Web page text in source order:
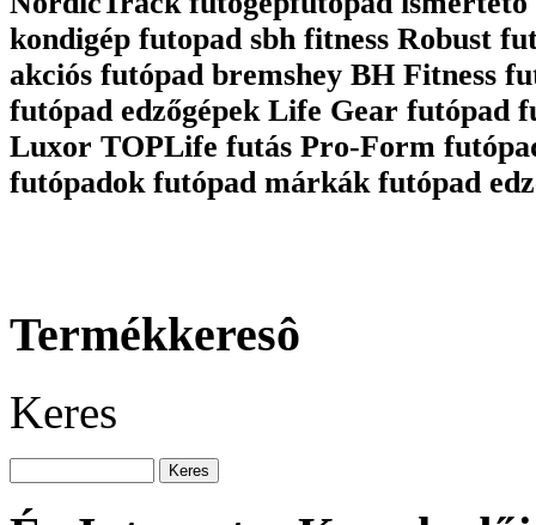
kondigép futopad sbh fitness Robust
akciós futópad bremshey BH Fitness
futópad edzőgépek Life Gear futópad
Luxor TOPLife futás Pro-Form
futópadok futópad márkák futópad
Termékkeresô
Keres